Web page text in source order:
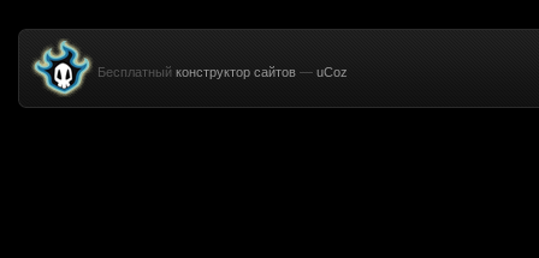
Бесплатный конструктор сайтов — uCoz